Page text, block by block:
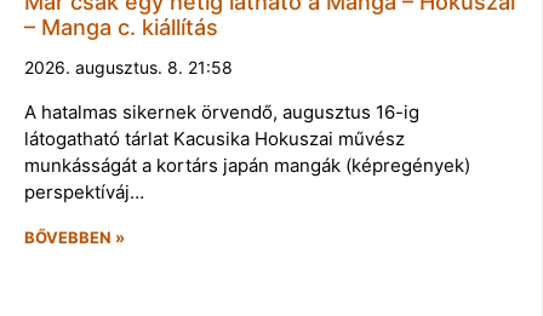
– Manga c. kiállítás
2026. augusztus. 8. 21:58
A hatalmas sikernek örvendő, augusztus 16-ig
látogatható tárlat Kacusika Hokuszai művész
munkásságát a kortárs japán mangák (képregények)
perspektíváj…
BŐVEBBEN »